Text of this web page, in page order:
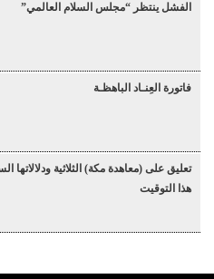
الفشل ينتظر “مجلس السلام العالمي”
فاتورة العِنـاد الباهظـة
تعليق على (معاهدة مكة) الثلاثية ودلالاتها
هذا التوقيت